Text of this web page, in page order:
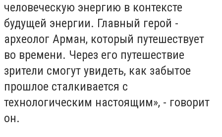
человеческую энергию в контексте
будущей энергии. Главный герой -
археолог Арман, который путешествует
во времени. Через его путешествие
зрители смогут увидеть, как забытое
прошлое сталкивается с
технологическим настоящим», - говорит
он.